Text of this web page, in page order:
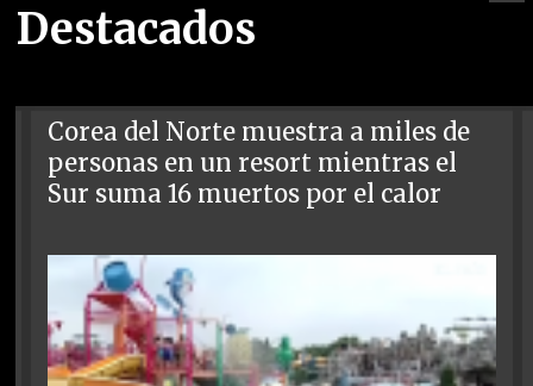
Destacados
Corea del Norte muestra a miles de
personas en un resort mientras el
Sur suma 16 muertos por el calor